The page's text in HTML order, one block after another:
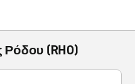
Ρόδου (RHO)